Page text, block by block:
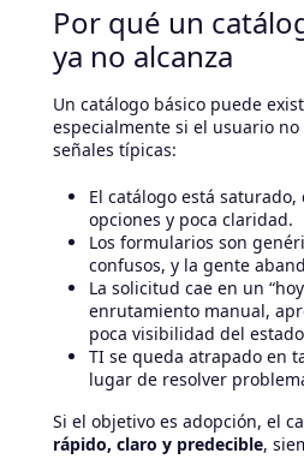
Por qué un
ya no alcanza
Un catálogo básico puede
especialmente si el usuario
señales típicas:
El catálogo está saturado,
opciones y poca claridad.
Los formularios son
confusos, y la gente
La solicitud cae en un
enrutamiento manual,
poca visibilidad del
TI se queda atrapado en
lugar de resolver
Si el objetivo es adopción, el
rápido, claro y predecible,